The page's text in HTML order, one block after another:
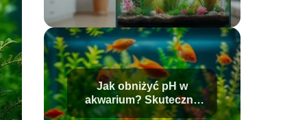
Jak obniżyć pH w
akwarium? Skuteczne
metody i porady